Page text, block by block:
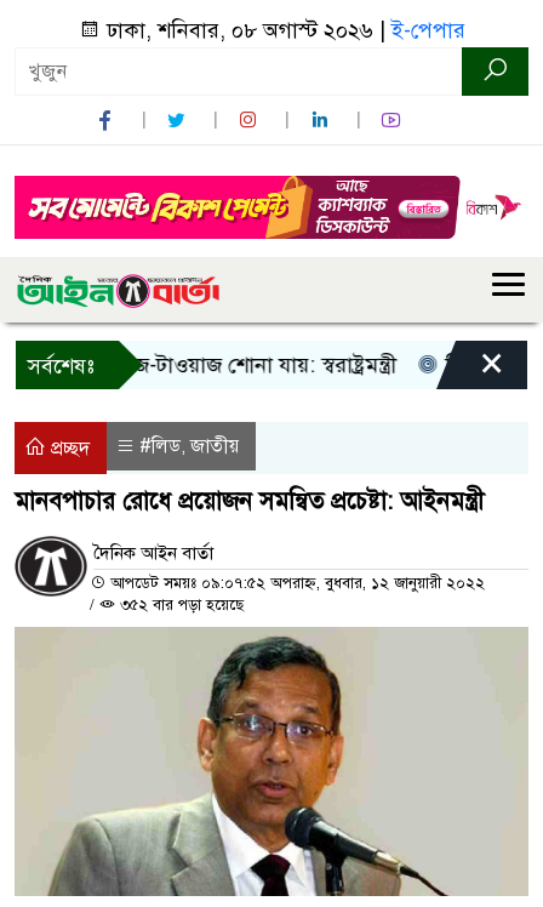
ঢাকা, শনিবার, ০৮ অগাস্ট ২০২৬ |ই-পেপার
সর্বশেষঃ
শুধু আওয়াজ-টাওয়াজ শোনা যায়: স্বরাষ্ট্রমন্ত্রী তিন দিনের
×
প্রচ্ছদ #লিড,জাতীয়
মানবপাচার রোধে প্রয়োজন সমন্বিত প্রচেষ্টা: আইনমন্ত্রী
দৈনিক আইন বার্তা
আপডেট সময়ঃ ০৯:০৭:৫২ অপরাহ্ন, বুধবার, ১২ জানুয়ারী ২০২২
/
৩৫২ বার পড়া হয়েছে